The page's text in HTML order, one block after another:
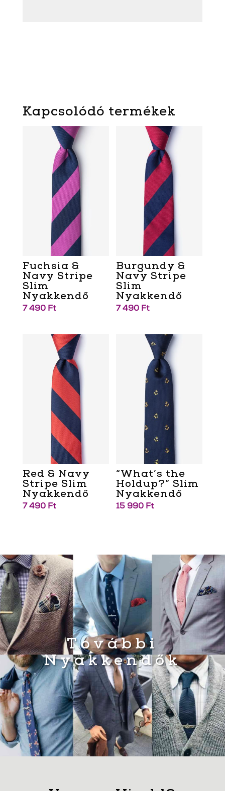
Kapcsolódó termékek
Fuchsia &
Navy Stripe
Slim
Nyakkendő
7 490 Ft
Burgundy &
Navy Stripe
Slim
Nyakkendő
7 490 Ft
Red & Navy
Stripe Slim
Nyakkendő
7 490 Ft
“What’s the
Holdup?” Slim
Nyakkendő
15 990 Ft
További
Nyakkendők